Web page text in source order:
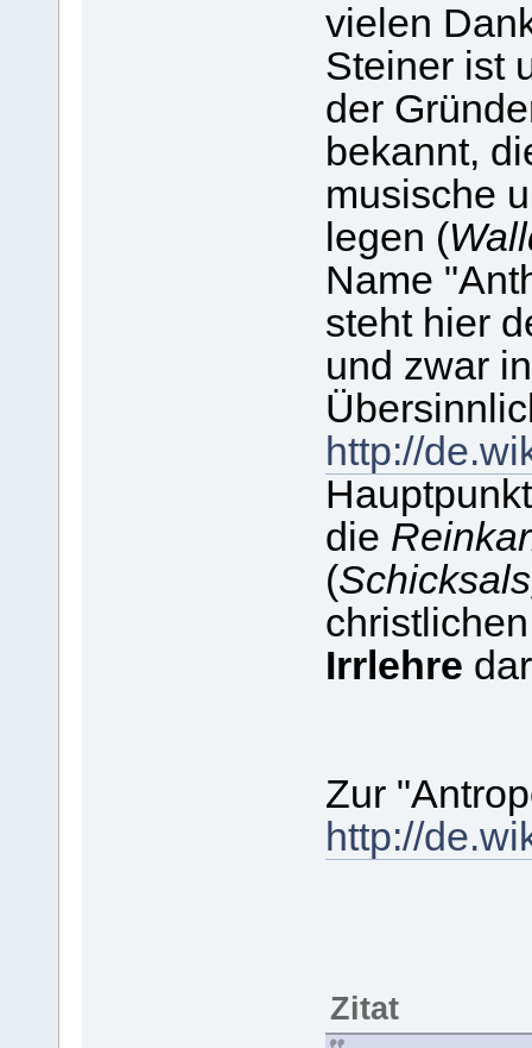
vielen
Steiner ist
der
bekannt,
musische
legen (
Name
steht hier
und zwar
http://
die
(
Irrlehre
Zur
http://
Zitat